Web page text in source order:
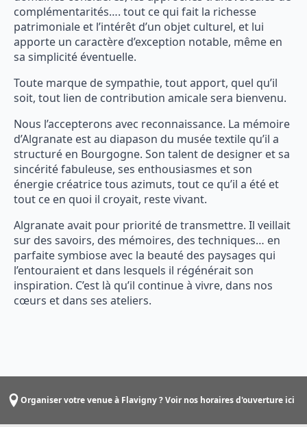
complémentarités…. tout ce qui fait la richesse
patrimoniale et l’intérêt d’un objet culturel, et lui
apporte un caractère d’exception notable, même en
sa simplicité éventuelle.
Toute marque de sympathie, tout apport, quel qu’il
soit, tout lien de contribution amicale sera bienvenu.
Nous l’accepterons avec reconnaissance. La mémoire
d’Algranate est au diapason du musée textile qu’il a
structuré en Bourgogne. Son talent de designer et sa
sincérité fabuleuse, ses enthousiasmes et son
énergie créatrice tous azimuts, tout ce qu’il a été et
tout ce en quoi il croyait, reste vivant.
Algranate avait pour priorité de transmettre. Il veillait
sur des savoirs, des mémoires, des techniques… en
parfaite symbiose avec la beauté des paysages qui
l’entouraient et dans lesquels il régénérait son
inspiration. C’est là qu’il continue à vivre, dans nos
cœurs et dans ses ateliers.
Organiser votre venue à Flavigny ? Voir nos horaires d'ouverture ici